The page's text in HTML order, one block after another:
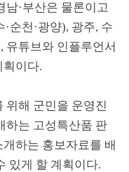
남·부산은 물론이고
·순천 ·광양), 광주, 수
, 유튜브와 인플루언서
획이다.
위해 군민을 운영진
하는 고성특산품 판
하는 홍보자료를 배
있게 할 계획이다.